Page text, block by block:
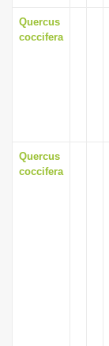
Quercus
coccifera
Quercus
coccifera